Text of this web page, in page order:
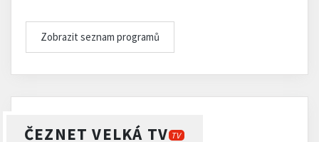
Zobrazit seznam programů
ČEZNET VELKÁ TV TV